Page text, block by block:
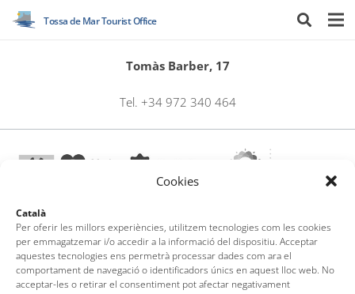
Cookies
Català
Per oferir les millors experiències, utilitzem tecnologies com les cookies
per emmagatzemar i/o accedir a la informació del dispositiu. Acceptar
aquestes tecnologies ens permetrà processar dades com ara el
comportament de navegació o identificadors únics en aquest lloc web. No
acceptar-les o retirar el consentiment pot afectar negativament
Tossa de Mar Tourist Office
Tomàs Barber, 17
Tel. +34 972 340 464
Tossa de Mar Tourist Office
Av. del Pelegrí, 25 – Edifici La Nau · 17320 – Tossa de Mar